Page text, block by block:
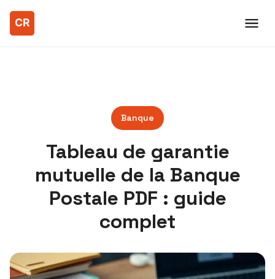
Banque
Tableau de garantie
mutuelle de la Banque
Postale PDF : guide
complet